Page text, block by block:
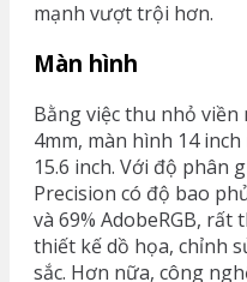
mạnh vượt trội hơn.
Màn hình
Bằng việc thu nhỏ viền
4mm, màn hình 14
15.6 inch. Với độ phân
Precision có độ bao
và 69% AdobeRGB,
thiết kế dồ họa, chỉnh
sắc. Hơn nữa, công